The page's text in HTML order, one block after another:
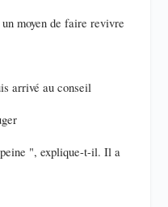
moyen de faire revivre
arrivé au conseil
", explique-t-il. Il a